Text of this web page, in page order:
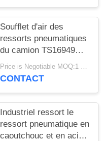
Soufflet d'air des
ressorts pneumatiques
du camion TS16949
2S2300 2E2300
Price is Negotiable MOQ:1 PC
CONTACT
Industriel ressort le
ressort pneumatique en
caoutchouc et en acier